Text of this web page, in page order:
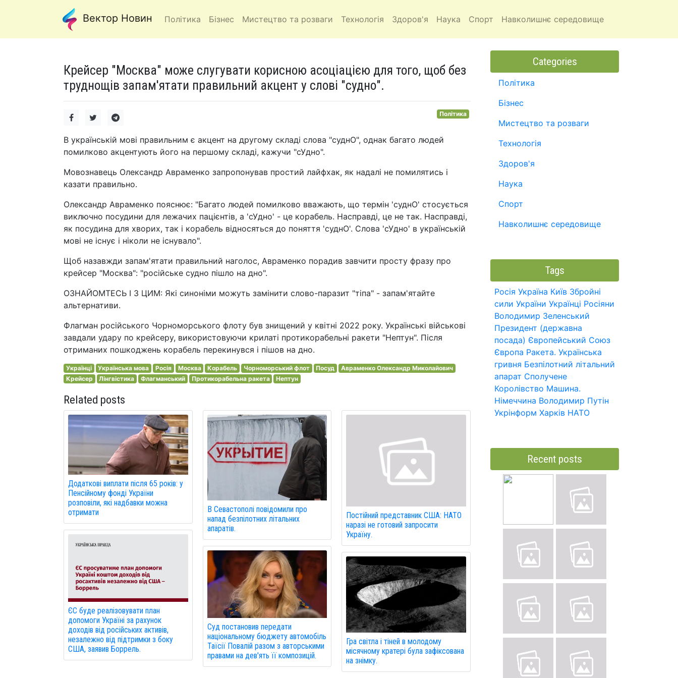
Вектор Новин Політика Бізнес Мистецтво та розваги Технологія Здоров'я Наука Спорт Навколишнє середовище
Крейсер "Москва" може слугувати корисною асоціацією для того, щоб без
труднощів запам'ятати правильний акцент у слові "судно".
Політика
В українській мові правильним є акцент на другому складі слова "суднО", однак багато людей
помилково акцентують його на першому складі, кажучи "сУдно".
Мовознавець Олександр Авраменко запропонував простий лайфхак, як надалі не помилятись і
казати правильно.
Олександр Авраменко пояснює: "Багато людей помилково вважають, що термін 'суднО' стосується
виключно посудини для лежачих пацієнтів, а 'сУдно' - це корабель. Насправді, це не так. Насправді,
як посудина для хворих, так і корабель відносяться до поняття 'суднО'. Слова 'сУдно' в українській
мові не існує і ніколи не існувало".
Щоб назавжди запам'ятати правильний наголос, Авраменко порадив завчити просту фразу про
крейсер "Москва": "російське судно пішло на дно".
ОЗНАЙОМТЕСЬ І З ЦИМ: Які синоніми можуть замінити слово-паразит "тіпа" - запам'ятайте
альтернативи.
Флагман російського Чорноморського флоту був знищений у квітні 2022 року. Українські військові
завдали удару по крейсеру, використовуючи крилаті протикорабельні ракети "Нептун". Після
отриманих пошкоджень корабель перекинувся і пішов на дно.
Українці Українська мова Росія Москва Корабель Чорноморський флот Посуд
Авраменко Олександр Миколайович
Крейсер
Лінгвістика Флагманський Протикорабельна ракета Нептун
Related posts
Додаткові виплати після 65 років: у
Пенсійному фонді України
розповіли, які надбавки можна
отримати
ЄС буде реалізовувати план
допомоги Україні за рахунок
доходів від російських активів,
незалежно від підтримки з боку
США, заявив Боррель.
В Севастополі повідомили про
напад безпілотних літальних
апаратів.
Суд постановив передати
національному бюджету автомобіль
Таїсії Повалій разом з авторськими
правами на дев'ять її композицій.
Постійний представник США: НАТО
наразі не готовий запросити
Україну.
Гра світла і тіней в молодому
місячному кратері була зафіксована
на знімку.
Categories
Політика
Бізнес
Мистецтво та розваги
Технологія
Здоров'я
Наука
Спорт
Навколишнє середовище
Tags
Росія Україна Київ Збройні
сили України Українці Росіяни
Володимир Зеленський
Президент (державна
посада) Європейський Союз
Європа Ракета. Українська
гривня Безпілотний літальний
апарат Сполучене
Королівство Машина.
Німеччина Володимир Путін
Укрінформ Харків НАТО
Recent posts